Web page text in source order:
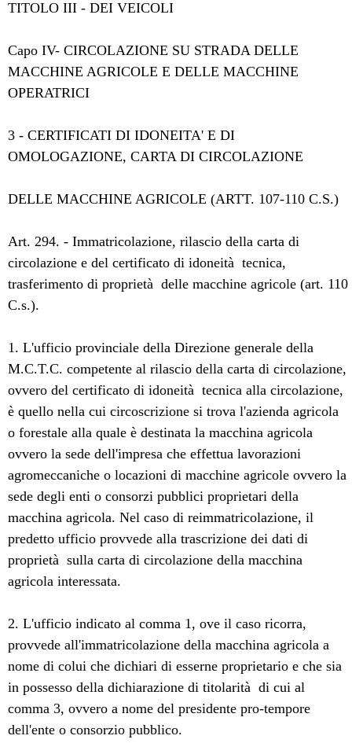
TITOLO III - DEI VEICOLI
Capo IV- CIRCOLAZIONE SU STRADA DELLE
MACCHINE AGRICOLE E DELLE MACCHINE
OPERATRICI
3 - CERTIFICATI DI IDONEITA' E DI
OMOLOGAZIONE, CARTA DI CIRCOLAZIONE
DELLE MACCHINE AGRICOLE (ARTT. 107-110 C.S.)
Art. 294. - Immatricolazione, rilascio della carta di
circolazione e del certificato di idoneità tecnica,
trasferimento di proprietà delle macchine agricole (art. 110
C.s.).
1. L'ufficio provinciale della Direzione generale della
M.C.T.C. competente al rilascio della carta di circolazione,
ovvero del certificato di idoneità tecnica alla circolazione,
è quello nella cui circoscrizione si trova l'azienda agricola
o forestale alla quale è destinata la macchina agricola
ovvero la sede dell'impresa che effettua lavorazioni
agromeccaniche o locazioni di macchine agricole ovvero la
sede degli enti o consorzi pubblici proprietari della
macchina agricola. Nel caso di reimmatricolazione, il
predetto ufficio provvede alla trascrizione dei dati di
proprietà sulla carta di circolazione della macchina
agricola interessata.
2. L'ufficio indicato al comma 1, ove il caso ricorra,
provvede all'immatricolazione della macchina agricola a
nome di colui che dichiari di esserne proprietario e che sia
in possesso della dichiarazione di titolarità di cui al
comma 3, ovvero a nome del presidente pro-tempore
dell'ente o consorzio pubblico.